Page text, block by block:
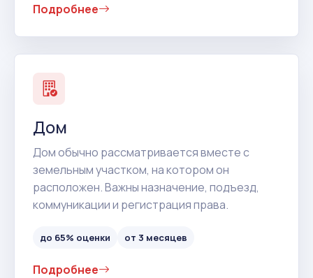
Подробнее
Дом
Дом обычно рассматривается вместе с
земельным участком, на котором он
расположен. Важны назначение, подъезд,
коммуникации и регистрация права.
до 65% оценки от 3 месяцев
Подробнее